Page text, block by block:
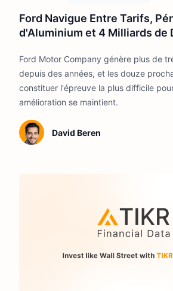
Ford Navigue Entre Tarifs,
d'Aluminium et 4 Milliards de
la Valorisation de l'Action.
Ford Motor Company génère plus de
depuis des années, et les douze
constituer l'épreuve la plus difficile
amélioration se maintient.
David Beren